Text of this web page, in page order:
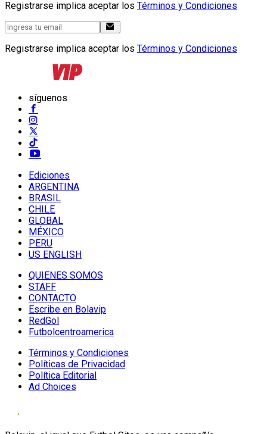
Registrarse implica aceptar los Términos y Condiciones
Registrarse implica aceptar los Términos y Condiciones
síguenos
Ediciones
ARGENTINA
BRASIL
CHILE
GLOBAL
MÉXICO
PERU
US ENGLISH
QUIENES SOMOS
STAFF
CONTACTO
Escribe en Bolavip
RedGol
Futbolcentroamerica
Términos y Condiciones
Políticas de Privacidad
Política Editorial
Ad Choices